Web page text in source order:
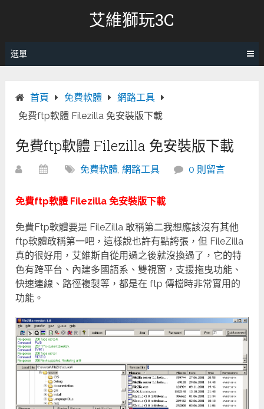
艾維獅玩3C
選單
首頁 免費軟體
網路工具
免費ftp軟體 Filezilla 免安裝版下載
免費ftp軟體 Filezilla 免安裝版下載
免費軟體,網路工具 0 則留言
免費ftp軟體 Filezilla 免安裝版下載
免費Ftp軟體要是 FileZilla 敢稱第二我想應該沒有其他
ftp軟體敢稱第一吧，這樣說也許有點誇張，但 FileZilla
真的很好用，艾維斯自從用過之後就沒換過了，它的特
色有跨平台、內建多國語系、雙視窗，支援拖曳功能、
快速連線、路徑複製等，都是在 ftp 傳檔時非常實用的
功能。